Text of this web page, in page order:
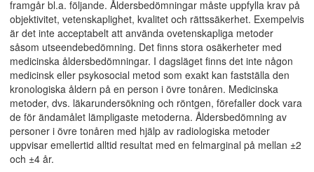
framgår bl.a. följande. Åldersbedömningar måste uppfylla krav på
objektivitet, vetenskaplighet, kvalitet och rättssäkerhet. Exempelvis
är det inte acceptabelt att använda ovetenskapliga metoder
såsom utseendebedömning. Det finns stora osäkerheter med
medicinska åldersbedömningar. I dagsläget finns det inte någon
medicinsk eller psykosocial metod som exakt kan fastställa den
kronologiska åldern på en person i övre tonåren. Medicinska
metoder, dvs. läkarundersökning och röntgen, förefaller dock vara
de för ändamålet lämpligaste metoderna. Åldersbedömning av
personer i övre tonåren med hjälp av radiologiska metoder
uppvisar emellertid alltid resultat med en felmarginal på mellan ±2
och ±4 år.